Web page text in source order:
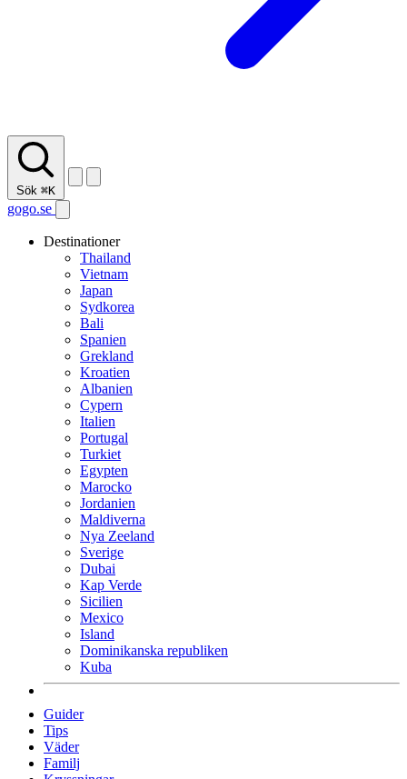
Sök ⌘K
gogo.se
Destinationer
Thailand
Vietnam
Japan
Sydkorea
Bali
Spanien
Grekland
Kroatien
Albanien
Cypern
Italien
Portugal
Turkiet
Egypten
Marocko
Jordanien
Maldiverna
Nya Zeeland
Sverige
Dubai
Kap Verde
Sicilien
Mexico
Island
Dominikanska republiken
Kuba
Guider
Tips
Väder
Familj